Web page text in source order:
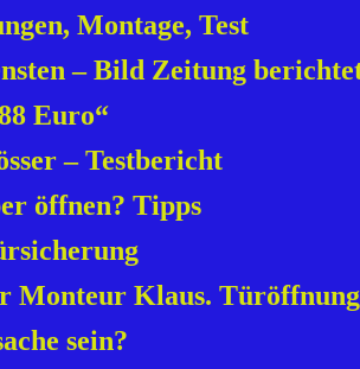
Montage, Test
– Bild Zeitung
Euro“
– Testbericht
öffnen? Tipps
Monteur Klaus.
sein?